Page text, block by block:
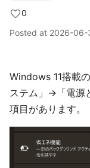
0
Posted at 2026-06-
Windows 11搭載
ステム」→「電源
項目があります。